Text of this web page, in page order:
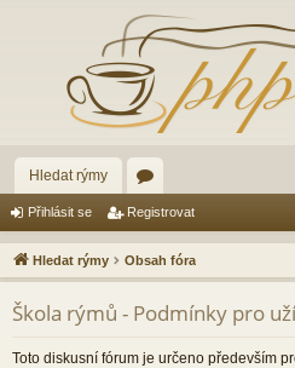
Hledat rýmy
ór
a
Přihlásit se Registrovat
Hledat rýmy Obsah fóra
Škola rýmů - Podmínky pro
Toto diskusní fórum je určeno především